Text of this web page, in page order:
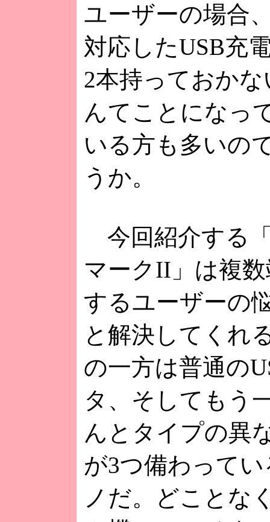
ユーザーの場合
対応したUSB充
2本持っておか
んてことになっ
いる方も多いの
うか。
今回紹介する
マークII」は複
するユーザーの
と解決してくれ
の一方は普通の
タ、そしてもう
んとタイプの異
が3つ備わって
ノだ。どことな